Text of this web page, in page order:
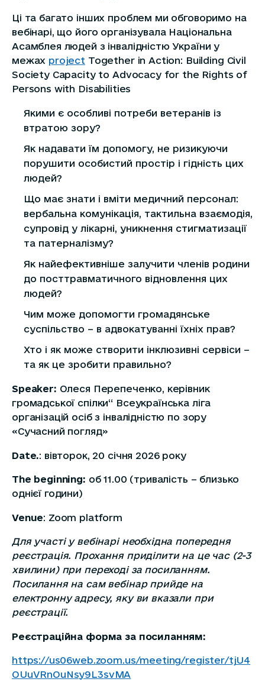
Ці та багато інших проблем ми обговоримо на
вебінарі, що його організувала Національна
Асамблея людей з інвалідністю України у
межах project Together in Action: Building Civil
Society Capacity to Advocacy for the Rights of
Persons with Disabilities
Якими є особливі потреби ветеранів із
втратою зору?
Як надавати їм допомогу, не ризикуючи
порушити особистий простір і гідність цих
людей?
Що має знати і вміти медичний персонал:
вербальна комунікація, тактильна взаємодія,
супровід у лікарні, уникнення стигматизації
та патерналізму?
Як найефективніше залучити членів родини
до посттравматичного відновлення цих
людей?
Чим може допомогти громадянське
суспільство – в адвокатуванні їхніх прав?
Хто і як може створити інклюзивні сервіси –
та як це зробити правильно?
Speaker: Олеся Перепеченко, керівник
громадської спілки“ Всеукраїнська ліга
організацій осіб з інвалідністю по зору
«Сучасний погляд»
Date.: вівторок, 20 січня 2026 року
The beginning: об 11.00 (тривалість – близько
однієї години)
Venue: Zoom platform
Для участі у вебінарі необхідна попередня
реєстрація. Прохання приділити на це час (2-3
хвилини) при переході за посиланням.
Посилання на сам вебінар прийде на
електронну адресу, яку ви вказали при
реєстрації.
Реєстраційна форма за посиланням:
https://us06web.zoom.us/meeting/register/tjU4
OUuVRnOuNsy9L3svMA